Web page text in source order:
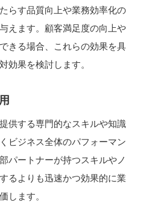
らす品質向上や業務効率化の
えます。顧客満足度の向上や
きる場合、これらの効果を具
効果を検討します。
供する専門的なスキルや知識
ビジネス全体のパフォーマン
パートナーが持つスキルやノ
るよりも迅速かつ効果的に業
します。